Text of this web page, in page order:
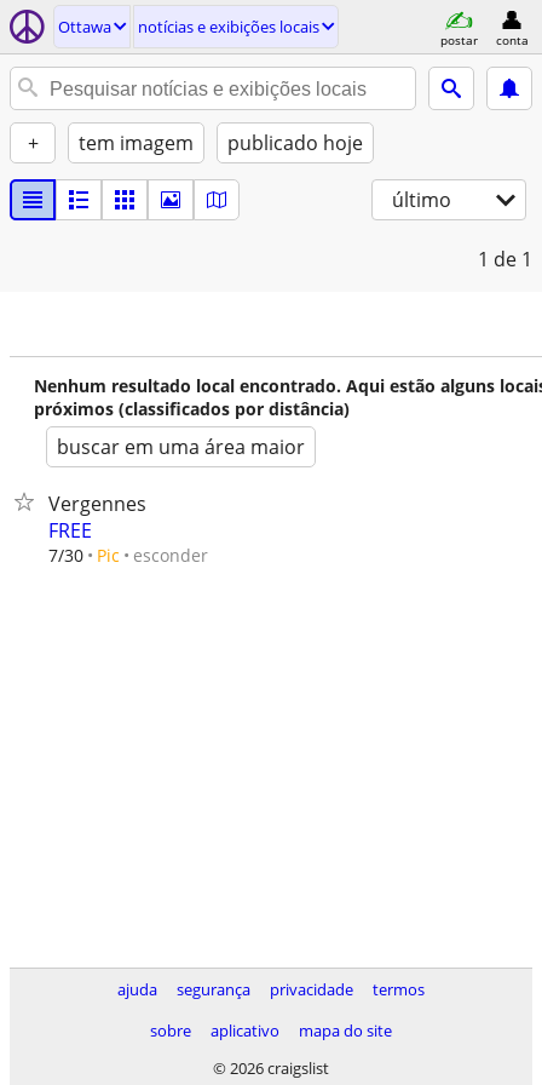
Ottawa notícias e exibições locais
postar conta
+ tem imagem publicado hoje
último
1 de 1
Nenhum resultado local encontrado. Aqui estão alguns
próximos (classificados por distância)
buscar em uma área maior
Vergennes
FREE
7/30 Pic esconder
ajuda segurança privacidade
termos
sobre
aplicativo
mapa do site
© 2026 craigslist